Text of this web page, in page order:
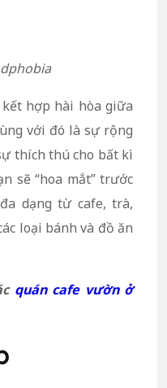
hợp hài hòa giữa
với đó là sự rộng
thích thú cho bất kì
sẽ “hoa mắt” trước
dạng từ cafe, trà,
loại bánh và đồ ăn
quán cafe vườn ở